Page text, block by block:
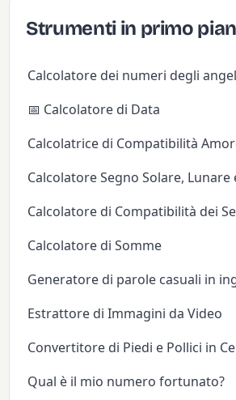
Strumenti in primo
Calcolatore dei numeri degli
📅 Calcolatore di Data
Calcolatrice di Compatibilità
Calcolatore Segno Solare, Lunare
Calcolatore di Compatibilità dei
Calcolatore di Somme
Generatore di parole casuali in
Estrattore di Immagini da Video
Convertitore di Piedi e Pollici in
Qual è il mio numero fortunato?